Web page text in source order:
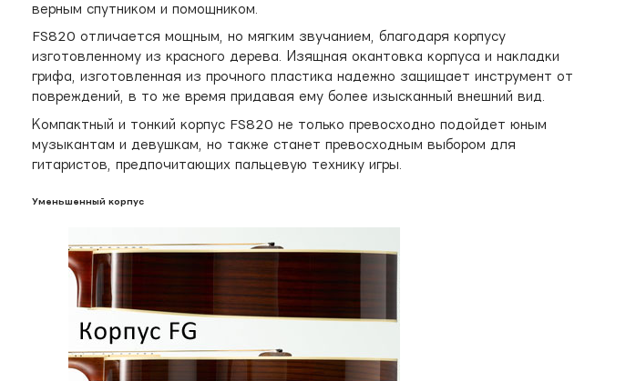
верным спутником и помощником.
FS820 отличается мощным, но мягким звучанием, благодаря корпусу
изготовленному из красного дерева. Изящная окантовка корпуса и накладки
грифа, изготовленная из прочного пластика надежно защищает инструмент от
повреждений, в то же время придавая ему более изысканный внешний вид.
Компактный и тонкий корпус FS820 не только превосходно подойдет юным
музыкантам и девушкам, но также станет превосходным выбором для
гитаристов, предпочитающих пальцевую технику игры.
Уменьшенный корпус